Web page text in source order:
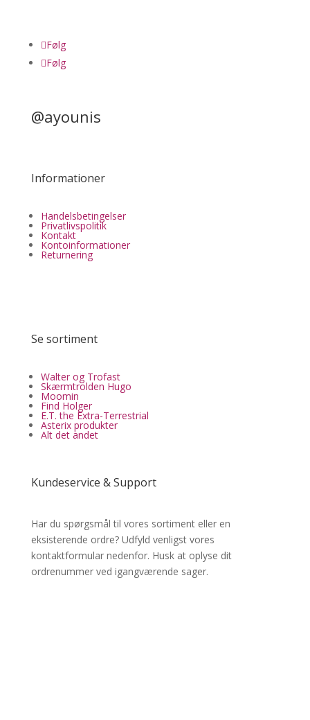
Følg
Følg
@ayounis
Informationer
Handelsbetingelser
Privatlivspolitik
Kontakt
Kontoinformationer
Returnering
Se sortiment
Walter og Trofast
Skærmtrolden Hugo
Moomin
Find Holger
E.T. the Extra-Terrestrial
Asterix produkter
Alt det andet
Kundeservice & Support
Har du spørgsmål til vores sortiment eller en
eksisterende ordre? Udfyld venligst vores
kontaktformular nedenfor. Husk at oplyse dit
ordrenummer ved igangværende sager.